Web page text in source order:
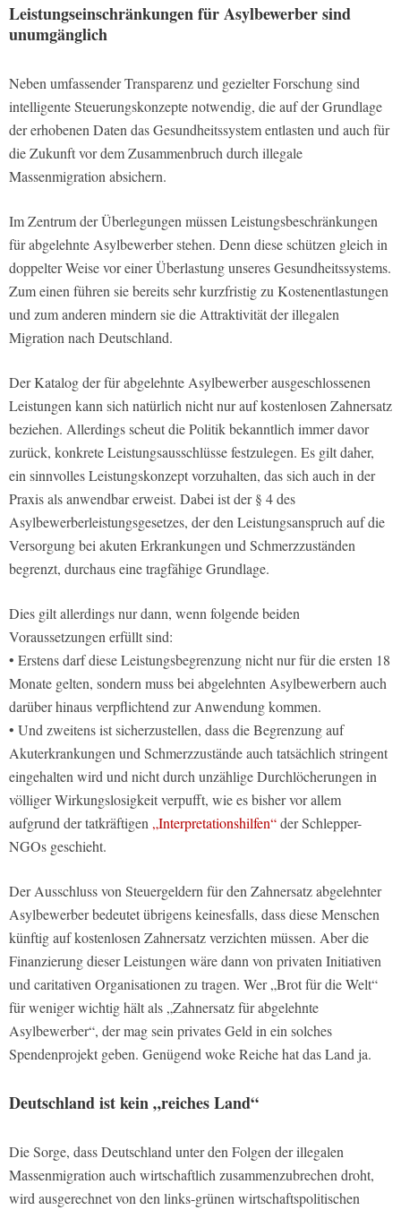
Leistungseinschränkungen für Asylbewerber sind
unumgänglich
Neben umfassender Transparenz und gezielter Forschung sind
intelligente Steuerungskonzepte notwendig, die auf der Grundlage
der erhobenen Daten das Gesundheitssystem entlasten und auch für
die Zukunft vor dem Zusammenbruch durch illegale
Massenmigration absichern.
Im Zentrum der Überlegungen müssen Leistungsbeschränkungen
für abgelehnte Asylbewerber stehen. Denn diese schützen gleich in
doppelter Weise vor einer Überlastung unseres Gesundheitssystems.
Zum einen führen sie bereits sehr kurzfristig zu Kostenentlastungen
und zum anderen mindern sie die Attraktivität der illegalen
Migration nach Deutschland.
Der Katalog der für abgelehnte Asylbewerber ausgeschlossenen
Leistungen kann sich natürlich nicht nur auf kostenlosen Zahnersatz
beziehen. Allerdings scheut die Politik bekanntlich immer davor
zurück, konkrete Leistungsausschlüsse festzulegen. Es gilt daher,
ein sinnvolles Leistungskonzept vorzuhalten, das sich auch in der
Praxis als anwendbar erweist. Dabei ist der § 4 des
Asylbewerberleistungsgesetzes, der den Leistungsanspruch auf die
Versorgung bei akuten Erkrankungen und Schmerzzuständen
begrenzt, durchaus eine tragfähige Grundlage.
Dies gilt allerdings nur dann, wenn folgende beiden
Voraussetzungen erfüllt sind:
• Erstens darf diese Leistungsbegrenzung nicht nur für die ersten 18
Monate gelten, sondern muss bei abgelehnten Asylbewerbern auch
darüber hinaus verpflichtend zur Anwendung kommen.
• Und zweitens ist sicherzustellen, dass die Begrenzung auf
Akuterkrankungen und Schmerzzustände auch tatsächlich stringent
eingehalten wird und nicht durch unzählige Durchlöcherungen in
völliger Wirkungslosigkeit verpufft, wie es bisher vor allem
aufgrund der tatkräftigen„Interpretationshilfen“der Schlepper-
NGOs geschieht.
Der Ausschluss von Steuergeldern für den Zahnersatz abgelehnter
Asylbewerber bedeutet übrigens keinesfalls, dass diese Menschen
künftig auf kostenlosen Zahnersatz verzichten müssen. Aber die
Finanzierung dieser Leistungen wäre dann von privaten Initiativen
und caritativen Organisationen zu tragen. Wer „Brot für die Welt“
für weniger wichtig hält als „Zahnersatz für abgelehnte
Asylbewerber“, der mag sein privates Geld in ein solches
Spendenprojekt geben. Genügend woke Reiche hat das Land ja.
Deutschland ist kein „reiches Land“
Die Sorge, dass Deutschland unter den Folgen der illegalen
Massenmigration auch wirtschaftlich zusammenzubrechen droht,
wird ausgerechnet von den links-grünen wirtschaftspolitischen